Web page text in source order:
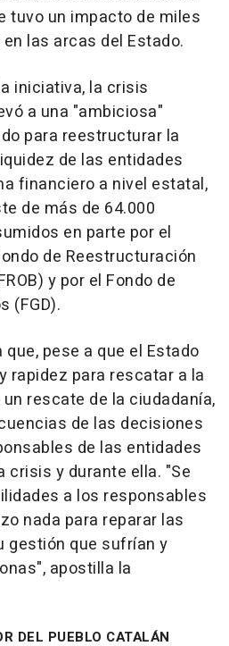
tuvo un impacto de miles
las arcas del Estado.
iniciativa, la crisis
a una "ambiciosa"
para reestructurar la
de las entidades
financiero a nivel estatal,
de más de 64.000
en parte por el
de Reestructuración
y por el Fondo de
(FGD).
pese a que el Estado
rapidez para rescatar a la
rescate de la ciudadanía,
de las decisiones
de las entidades
crisis y durante ella. "Se
a los responsables
nada para reparar las
gestión que sufrían y
apostilla la
DEL PUEBLO CATALÁN